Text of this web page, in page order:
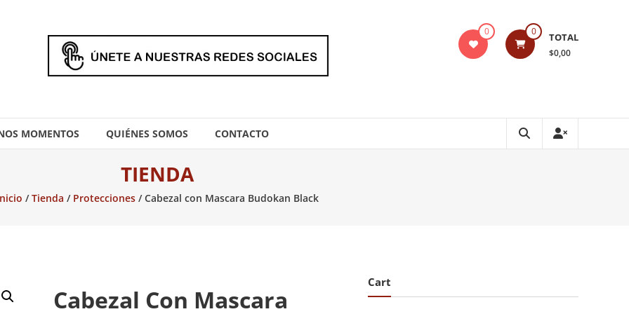
0 0 TOTAL
$0,00
MOMENTOS QUIÉNES SOMOS CONTACTO
TIENDA
/Tienda / Protecciones/ Cabezal con Mascara Budokan Black
Cabezal Con Mascara
Cart